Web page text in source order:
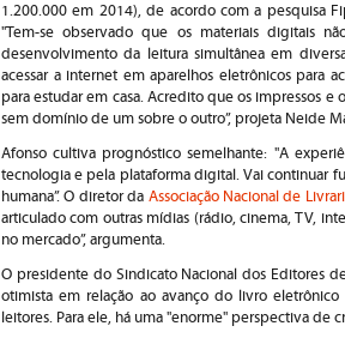
1.200.000 em 2014), de acordo com a pesquisa
"Tem-se observado que os materiais digitais
desenvolvimento da leitura simultânea em
acessar a internet em aparelhos eletrônicos para
para estudar em casa. Acredito que os impressos
sem domínio de um sobre o outro”, projeta Neide
Afonso cultiva prognóstico semelhante: "A
tecnologia e pela plataforma digital. Vai continuar
humana”. O diretor da Associação Nacional de
articulado com outras mídias (rádio, cinema, TV,
no mercado”, argumenta.
O presidente do Sindicato Nacional dos Editores
otimista em relação ao avanço do livro
leitores. Para ele, há uma "enorme" perspectiva de